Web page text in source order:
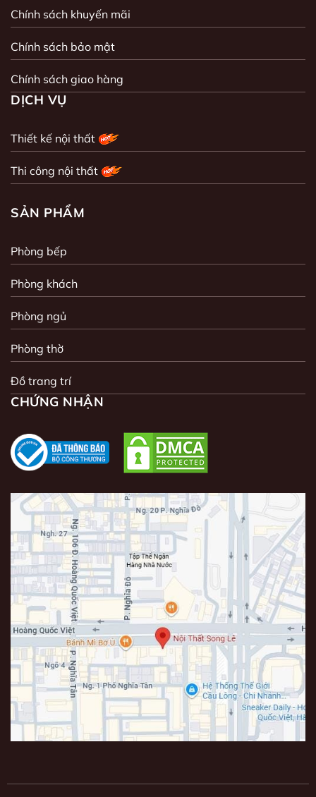
Chính sách khuyến mãi
Chính sách bảo mật
Chính sách giao hàng
DỊCH VỤ
Thiết kế nội thất
Thi công nội thất
SẢN PHẨM
Phòng bếp
Phòng khách
Phòng ngủ
Phòng thờ
Đồ trang trí
CHỨNG NHẬN